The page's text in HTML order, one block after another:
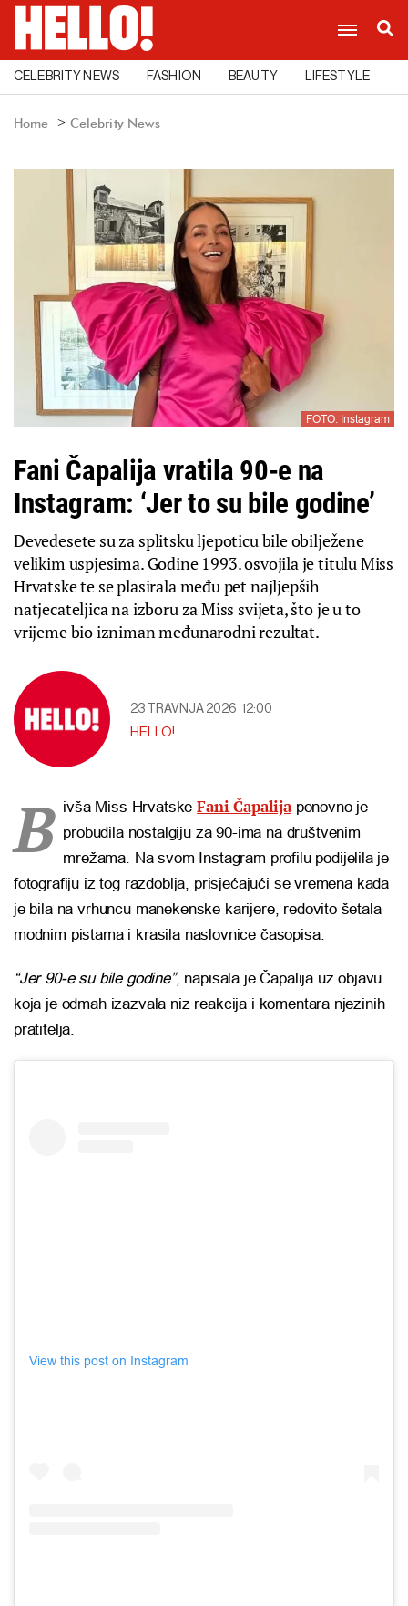
CELEBRITY NEWS FASHION BEAUTY LIFESTYLE
Home Celebrity News
FOTO: Instagram
Fani Čapalija vratila 90-e na
Instagram: ‘Jer to su bile godine’
Devedesete su za splitsku ljepoticu bile obilježene
velikim uspjesima. Godine 1993. osvojila je titulu Miss
Hrvatske te se plasirala među pet najljepših
natjecateljica na izboru za Miss svijeta, što je u to
vrijeme bio izniman međunarodni rezultat.
23 TRAVNJA 2026 12:00
HELLO!
B ivša Miss HrvatskeFani Čapalijaponovno je
probudila nostalgiju za 90-ima na društvenim
mrežama. Na svom Instagram profilu podijelila je
fotografiju iz tog razdoblja, prisjećajući se vremena kada
je bila na vrhuncu manekenske karijere, redovito šetala
modnim pistama i krasila naslovnice časopisa.
“Jer 90-e su bile godine”, napisala je Čapalija uz objavu
koja je odmah izazvala niz reakcija i komentara njezinih
pratitelja.
View this post on Instagram